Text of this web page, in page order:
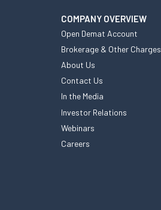
COMPANY OVERVIEW
Open Demat Account
Brokerage & Other Charges
About Us
Contact Us
In the Media
Investor Relations
Webinars
Careers